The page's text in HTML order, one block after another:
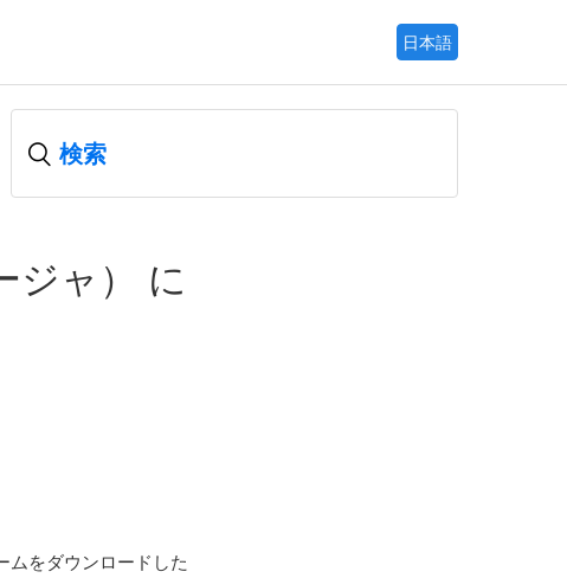
日本語
ジャ） に
ムをダウンロードした